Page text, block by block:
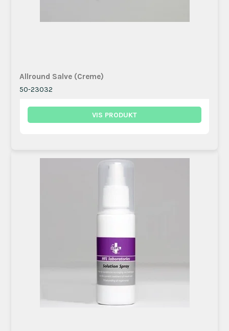
Allround Salve (Creme)
50-23032
VIS PRODUKT